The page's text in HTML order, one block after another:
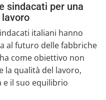
sindacati per una
italiani hanno
al futuro delle fabbriche
come obiettivo non
la qualità del lavoro,
e il suo equilibrio